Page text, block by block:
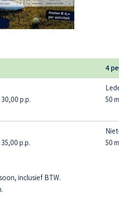
4
p.p.
50
p.p.
50
inclusief BTW.